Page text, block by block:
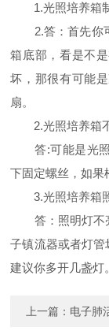
1.光照培养箱制
2.答：首先你可
箱底部，看是不
坏，那很有可能
扇。
2.光照培养箱不
答:可能是光照
下固定螺丝，如果
3.光照培养箱照
答：照明灯不亮
子镇流器或者灯管
建议你多开几盏灯。
上一篇： 电子肺